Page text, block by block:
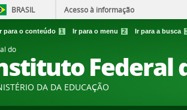
BRASIL Acesso à informação
para o conteúdo 1 Ir para o menu 2 Ir para a busca
do Federal
DA DA EDUCAÇÃO